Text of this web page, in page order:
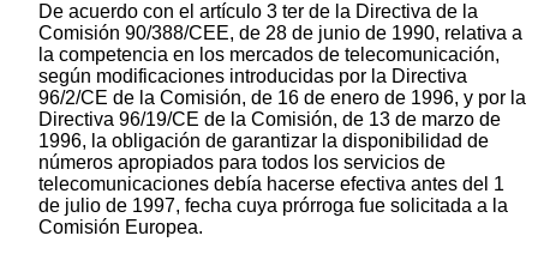
De acuerdo con el artículo 3 ter de la Directiva de la
Comisión 90/388/CEE, de 28 de junio de 1990, relativa a
la competencia en los mercados de telecomunicación,
según modificaciones introducidas por la Directiva
96/2/CE de la Comisión, de 16 de enero de 1996, y por la
Directiva 96/19/CE de la Comisión, de 13 de marzo de
1996, la obligación de garantizar la disponibilidad de
números apropiados para todos los servicios de
telecomunicaciones debía hacerse efectiva antes del 1
de julio de 1997, fecha cuya prórroga fue solicitada a la
Comisión Europea.